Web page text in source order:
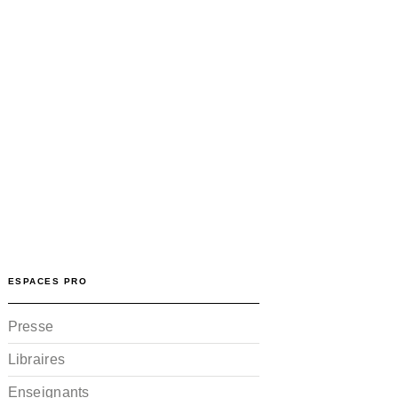
ESPACES PRO
Presse
Libraires
Enseignants